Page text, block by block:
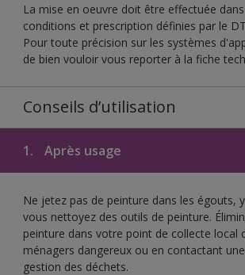
La mise en oeuvre doit être effectuée
conditions et prescription définies par le
Pour toute précision sur les systèmes
de bien vouloir vous reporter à la fiche
Conseils d’utilisation
1. Après usage
Ne jetez pas de peinture dans les égouts,
vous nettoyez des outils de peinture.
peinture dans votre point de collecte local
ménagers dangereux ou en contactant
gestion des déchets.